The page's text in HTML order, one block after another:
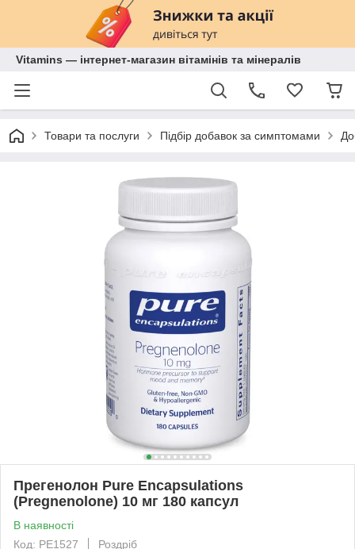
Vitamins — інтернет-магазин вітамінів та мінералів
Товари та послуги Підбір добавок за симптомами
Прегенолон Pure Encapsulations
(Pregnenolone) 10 мг 180 капсул
В наявності
Код: PE1527
Роздріб